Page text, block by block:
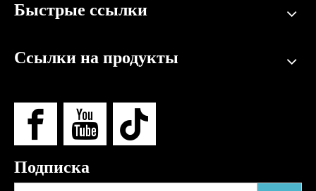
Быстрые ссылки
Ссылки на продукты
Подписка